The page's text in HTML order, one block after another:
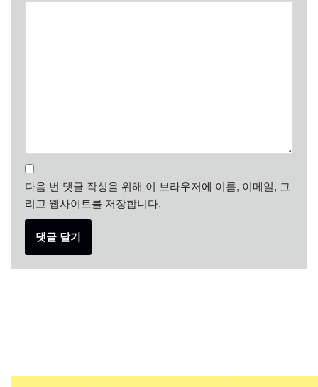
다음 번 댓글 작성을 위해 이 브라우저에 이름, 이메일, 그
리고 웹사이트를 저장합니다.